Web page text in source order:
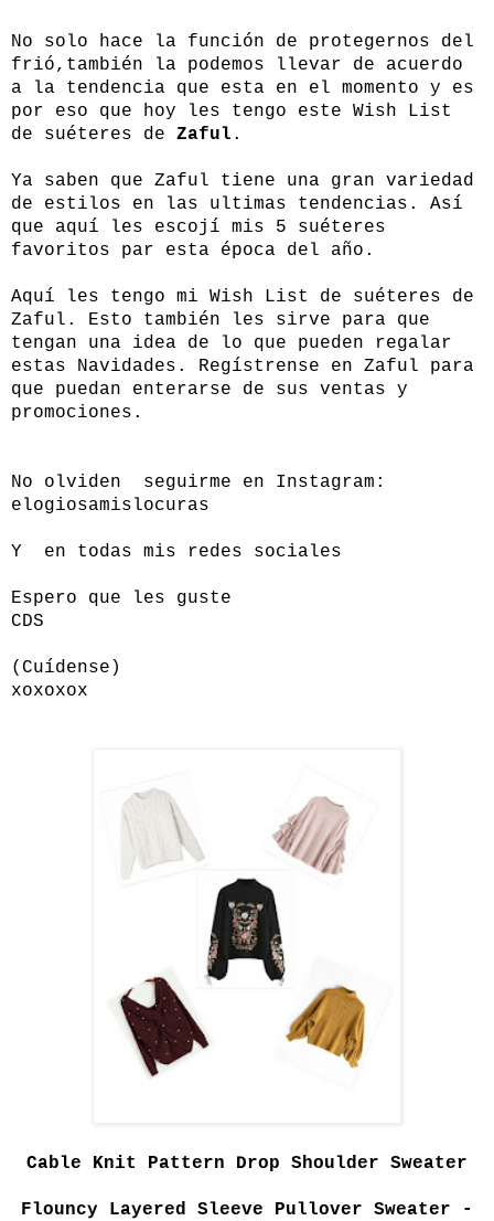
No solo hace la función de protegernos del
frió,también la podemos llevar de acuerdo
a la tendencia que esta en el momento y es
por eso que hoy les tengo este Wish List
de suéteres de Zaful .
Ya saben que Zaful tiene una gran variedad
de estilos en las ultimas tendencias. Así
que aquí les escojí mis 5 suéteres
favoritos par esta época del año.
Aquí les tengo mi Wish List de suéteres de
Zaful. Esto también les sirve para que
tengan una idea de lo que pueden regalar
estas Navidades. Regístrense en Zaful para
que puedan enterarse de sus ventas y
promociones.
No olviden seguirme en Instagram:
elogiosamislocuras
Y en todas mis redes sociales
Espero que les guste
CDS
(Cuídense)
xoxoxox
Cable Knit Pattern Drop Shoulder Sweater
Flouncy Layered Sleeve Pullover Sweater -